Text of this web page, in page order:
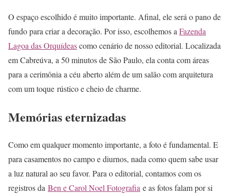
O espaço escolhido é muito importante. Afinal, ele será o pano de
fundo para criar a decoração. Por isso, escolhemos a Fazenda
Lagoa das Orquídeascomo cenário de nosso editorial. Localizada
em Cabreúva, a 50 minutos de São Paulo, ela conta com áreas
para a cerimônia a céu aberto além de um salão com arquitetura
com um toque rústico e cheio de charme.
Memórias eternizadas
Como em qualquer momento importante, a foto é fundamental. E
para casamentos no campo e diurnos, nada como quem sabe usar
a luz natural ao seu favor. Para o editorial, contamos com os
registros da Ben e Carol Noel Fotografia e as fotos falam por si